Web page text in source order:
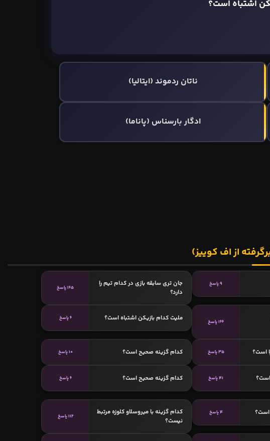
اشتباه است؟
ناتان ردموند (ایتالیا)
ادگار بارسناس (پاناما)
از اف کوییز)
9 پاسخ
جان تری سابقه بازی در کدام تیم را
دارد؟
165 پاسخ
166 پاسخ ملیت کدام بازیکن اشتباه است؟ 6 پاسخ
است؟ 35 پاسخ کدام گزینه صحیح است؟ 10 پاسخ
41 پاسخ کدام گزینه صحیح است؟ 6 پاسخ
است؟ 4 پاسخ
کدام گزینه با میروسلاو کلوزه مرتبط
نیست؟
112 پاسخ